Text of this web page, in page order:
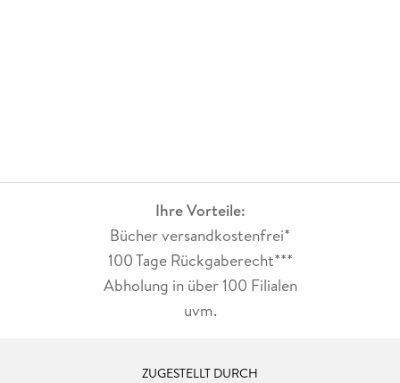
Ihre Vorteile:
Bücher versandkostenfrei*
100 Tage Rückgaberecht***
Abholung in über 100 Filialen
uvm.
ZUGESTELLT DURCH